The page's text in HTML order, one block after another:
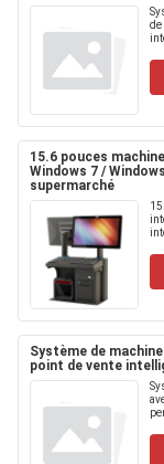
de
15.6 pouces
Windows 7 /
supermarché
Système de
point de vente